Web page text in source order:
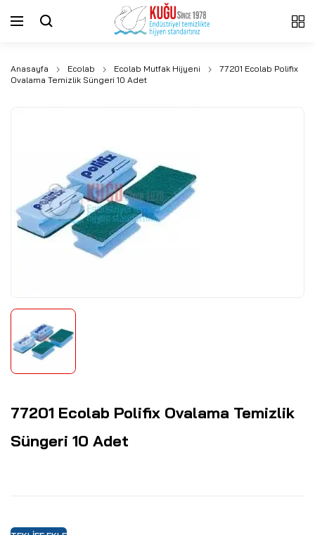
Anasayfa Ecolab Ecolab Mutfak Hijyeni
77201 Ecolab Polifix
Ovalama Temizlik Süngeri 10 Adet
77201 Ecolab Polifix Ovalama Temizlik
Süngeri 10 Adet